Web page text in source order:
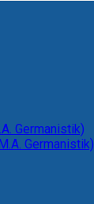
Germanistik)
Germanistik)